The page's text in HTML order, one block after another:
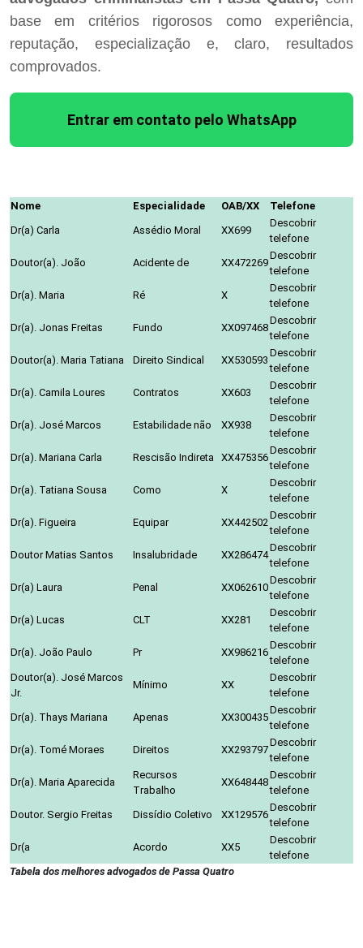
base em critérios rigorosos como experiência,
reputação, especialização e, claro, resultados
comprovados.
Entrar em contato pelo WhatsApp
Nome Especialidade OAB/XX
Telefone
Dr(a) Carla
Assédio Moral XX699
Descobrir
telefone
Doutor(a). João
Acidente de XX472269
Descobrir
telefone
Dr(a). Maria
Ré X
Descobrir
telefone
Dr(a). Jonas Freitas
Fundo XX097468
Descobrir
telefone
Doutor(a). Maria Tatiana
Direito Sindical XX530593
Descobrir
telefone
Dr(a). Camila Loures
Contratos XX603
Descobrir
telefone
Dr(a). José Marcos
Estabilidade não XX938
Descobrir
telefone
Dr(a). Mariana Carla
Rescisão Indireta XX475356
Descobrir
telefone
Dr(a). Tatiana Sousa
Como X
Descobrir
telefone
Dr(a). Figueira
Equipar XX442502
Descobrir
telefone
Doutor Matias Santos
Insalubridade XX286474
Descobrir
telefone
Dr(a) Laura
Penal XX062610
Descobrir
telefone
Dr(a) Lucas
CLT XX281
Descobrir
telefone
Dr(a). João Paulo
Pr XX986216
Descobrir
telefone
Doutor(a). José Marcos
Jr.
Mínimo XX
Descobrir
telefone
Dr(a). Thays Mariana
Apenas XX300435
Descobrir
telefone
Dr(a). Tomé Moraes
Direitos XX293797
Descobrir
telefone
Dr(a). Maria Aparecida
Recursos
Trabalho
XX648448
Descobrir
telefone
Doutor. Sergio Freitas
Dissídio Coletivo XX129576
Descobrir
telefone
Dr(a
Acordo XX5
Descobrir
telefone
Tabela dos melhores advogados de Passa Quatro